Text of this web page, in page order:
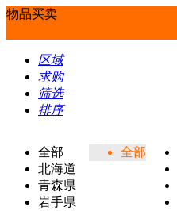
物品买卖
区域
求购
筛选
排序
全部
北海道
青森県
岩手県
全部